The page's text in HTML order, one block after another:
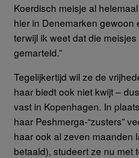
Koerdisch meisje al
hier in Denemarken gewoon
terwijl ik weet dat die
gemarteld.”
Tegelijkertijd wil ze de
haar biedt ook niet kwijt –
vast in Kopenhagen. In
haar Peshmerga-“zusters”
haar ook al zeven maanden
betaald), studeert ze nu met